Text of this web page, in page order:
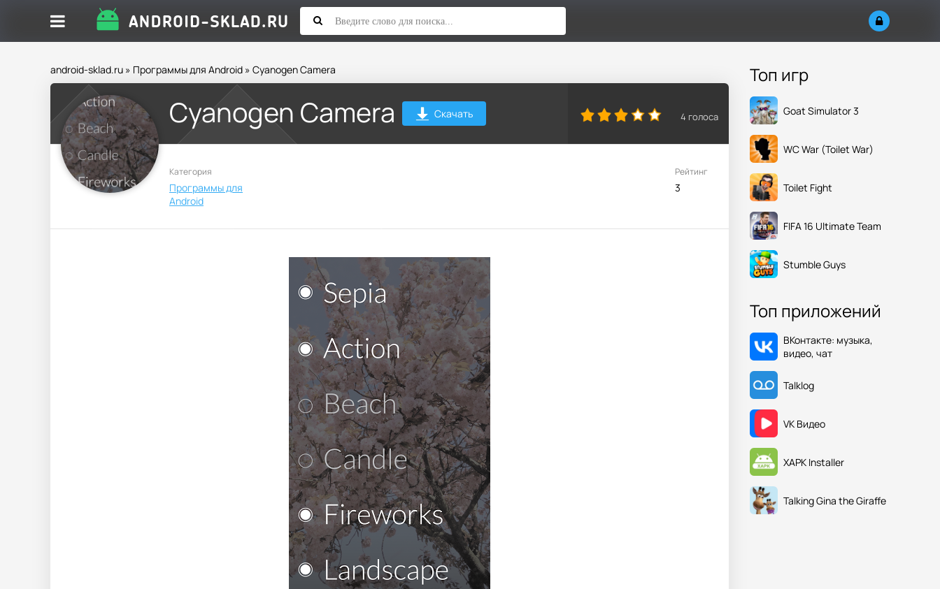
android-sklad.ru » Программы для Android » Cyanogen Camera
Cyanogen Camera Скачать 4 голоса
Категория
Программы для
Android
Рейтинг
3
Топ игр
Goat Simulator 3
WC War (Toilet War)
Toilet Fight
FIFA 16 Ultimate Team
Stumble Guys
Топ приложений
ВКонтакте: музыка,
видео, чат
Talklog
VK Видео
XAPK Installer
Talking Gina the Giraffe